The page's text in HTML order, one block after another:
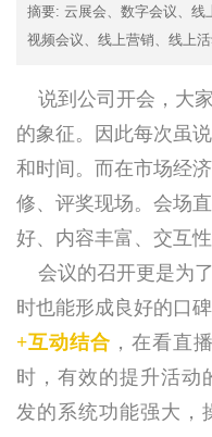
数
摘要: 云展会、数字会议、线
视频会议、线上营销、线上
说到公司开会，大
的象征。
因此每次虽
和时间。 而在市场经
修、评奖现场。 会场
好、内容丰富、交互
会议的召开更是为
时也能形成良好的口
+互动结合 ，在看直
时，有效的提升活动
发的系统功能强大，